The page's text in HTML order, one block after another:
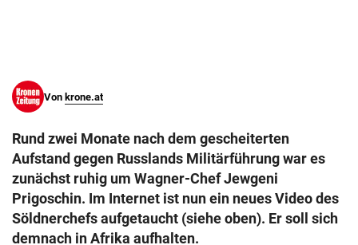
Von krone.at
Rund zwei Monate nach dem gescheiterten
Aufstand gegen Russlands Militärführung war es
zunächst ruhig um Wagner-Chef Jewgeni
Prigoschin. Im Internet ist nun ein neues Video des
Söldnerchefs aufgetaucht (siehe oben). Er soll sich
demnach in Afrika aufhalten.